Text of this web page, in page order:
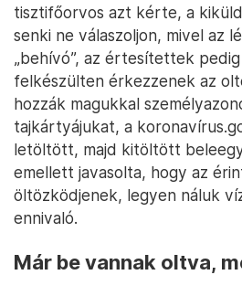
tisztifőorvos azt kérte, a
senki ne válaszoljon, mivel az
„behívó”, az értesítettek
felkészülten érkezzenek az
hozzák magukkal
tajkártyájukat, a
letöltött, majd kitöltött
emellett javasolta, hogy az
öltözködjenek, legyen náluk
ennivaló.
Már be vannak oltva,